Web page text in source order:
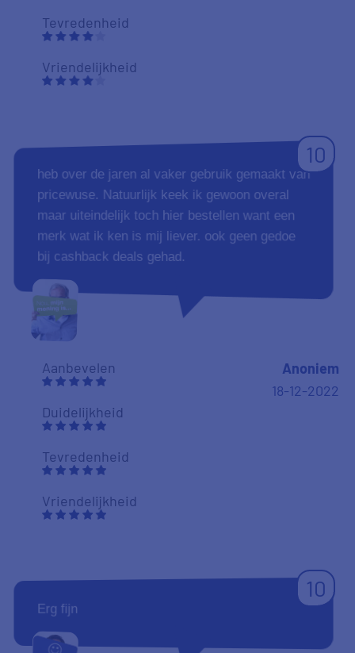
Tevredenheid
Vriendelijkheid
10
heb over de jaren al vaker gebruik gemaakt van
pricewuse. Natuurlijk keek ik gewoon overal
maar uiteindelijk toch hier bestellen want een
merk wat ik ken is mij liever. ook geen gedoe
bij cashback deals gehad.
Aanbevelen
Duidelijkheid
Tevredenheid
Vriendelijkheid
Anoniem
18-12-2022
10
Erg fijn